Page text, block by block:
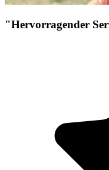
"Hervorragender